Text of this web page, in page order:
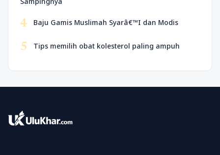
4 Baju Gamis Muslimah Syarâ€™I dan Modis
5 Tips memilih obat kolesterol paling ampuh